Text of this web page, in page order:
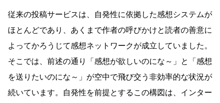
従来の投稿サービスは、自発性に依拠した感想システムが
ほとんどであり、あくまで作者の呼びかけと読者の善意に
よってかろうじて感想ネットワークが成立していました。
そこでは、前述の通り「感想が欲しいのにな～」と「感想
を送りたいのにな～」が空中で飛び交う非効率的な状況が
続いています。自発性を前提とするこの構図は、インター